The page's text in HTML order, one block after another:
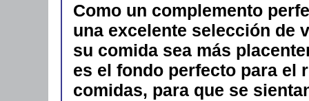
Como un complemento
una excelente selección de
su comida sea más
es el fondo perfecto para el
comidas, para que se